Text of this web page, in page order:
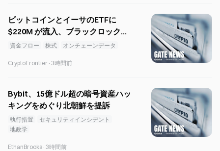
ビットコインとイーサのETFに
$220M が流入、ブラックロックが
木曜の流入を主導
資金フロー 株式 オンチェーンデータ
CryptoFrontier · 3時間前
Bybit、15億ドル超の暗号資産ハッ
キングをめぐり北朝鮮を提訴
執行措置
セキュリティインシデント
地政学
EthanBrooks · 3時間前